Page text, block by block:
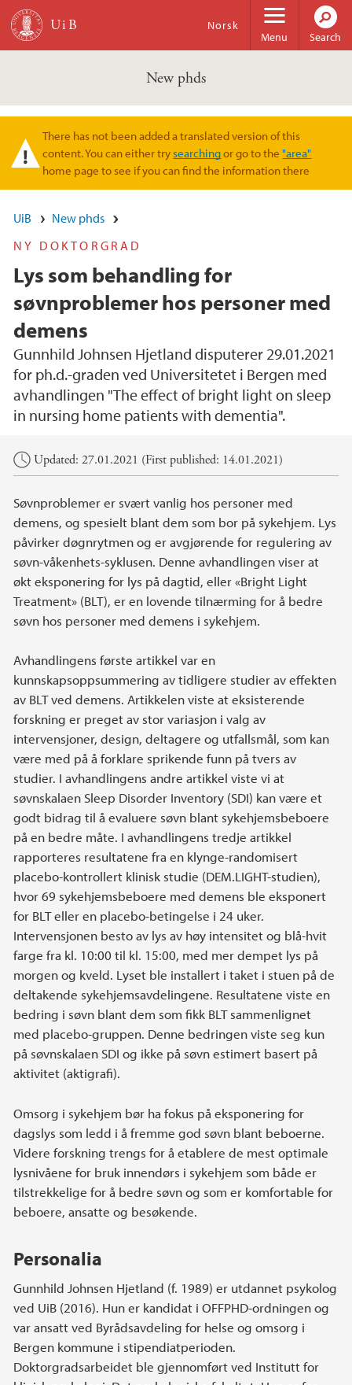
Skip to main content
Menu
Norsk
Search
New phds
Warning message
There has not been added a translated version of this
content. You can either trysearchingor go to the"area"
home page to see if you can find the information there
UiB
New phds
NY DOKTORGRAD
Lys som behandling for
søvnproblemer hos personer med
demens
Gunnhild Johnsen Hjetland disputerer 29.01.2021
for ph.d.-graden ved Universitetet i Bergen med
avhandlingen "The effect of bright light on sleep
in nursing home patients with dementia".
Main content
Updated: 27.01.2021 (First published: 14.01.2021)
Søvnproblemer er svært vanlig hos personer med
demens, og spesielt blant dem som bor på sykehjem. Lys
påvirker døgnrytmen og er avgjørende for regulering av
søvn-våkenhets-syklusen. Denne avhandlingen viser at
økt eksponering for lys på dagtid, eller «Bright Light
Treatment» (BLT), er en lovende tilnærming for å bedre
søvn hos personer med demens i sykehjem.
Avhandlingens første artikkel var en
kunnskapsoppsummering av tidligere studier av effekten
av BLT ved demens. Artikkelen viste at eksisterende
forskning er preget av stor variasjon i valg av
intervensjoner, design, deltagere og utfallsmål, som kan
være med på å forklare sprikende funn på tvers av
studier. I avhandlingens andre artikkel viste vi at
søvnskalaen Sleep Disorder Inventory (SDI) kan være et
godt bidrag til å evaluere søvn blant sykehjemsbeboere
på en bedre måte. I avhandlingens tredje artikkel
rapporteres resultatene fra en klynge-randomisert
placebo-kontrollert klinisk studie (DEM.LIGHT-studien),
hvor 69 sykehjemsbeboere med demens ble eksponert
for BLT eller en placebo-betingelse i 24 uker.
Intervensjonen besto av lys av høy intensitet og blå-hvit
farge fra kl. 10:00 til kl. 15:00, med mer dempet lys på
morgen og kveld. Lyset ble installert i taket i stuen på de
deltakende sykehjemsavdelingene. Resultatene viste en
bedring i søvn blant dem som fikk BLT sammenlignet
med placebo-gruppen. Denne bedringen viste seg kun
på søvnskalaen SDI og ikke på søvn estimert basert på
aktivitet (aktigrafi).
Omsorg i sykehjem bør ha fokus på eksponering for
dagslys som ledd i å fremme god søvn blant beboerne.
Videre forskning trengs for å etablere de mest optimale
lysnivåene for bruk innendørs i sykehjem som både er
tilstrekkelige for å bedre søvn og som er komfortable for
beboere, ansatte og besøkende.
Personalia
Gunnhild Johnsen Hjetland (f. 1989) er utdannet psykolog
ved UiB (2016). Hun er kandidat i OFFPHD-ordningen og
var ansatt ved Byrådsavdeling for helse og omsorg i
Bergen kommune i stipendiatperioden.
Doktorgradsarbeidet ble gjennomført ved Institutt for